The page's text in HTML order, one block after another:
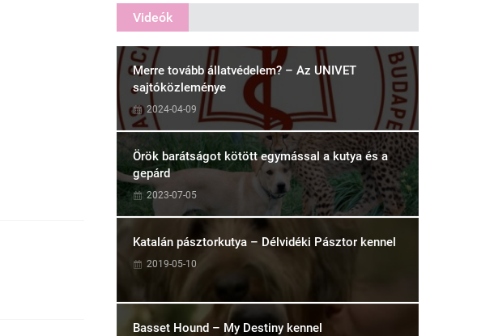
Videók
Merre tovább állatvédelem? – Az UNIVET
sajtóközleménye
2024-04-09
Örök barátságot kötött egymással a kutya és a
gepárd
2023-07-05
Katalán pásztorkutya – Délvidéki Pásztor kennel
2019-05-10
Basset Hound – My Destiny kennel